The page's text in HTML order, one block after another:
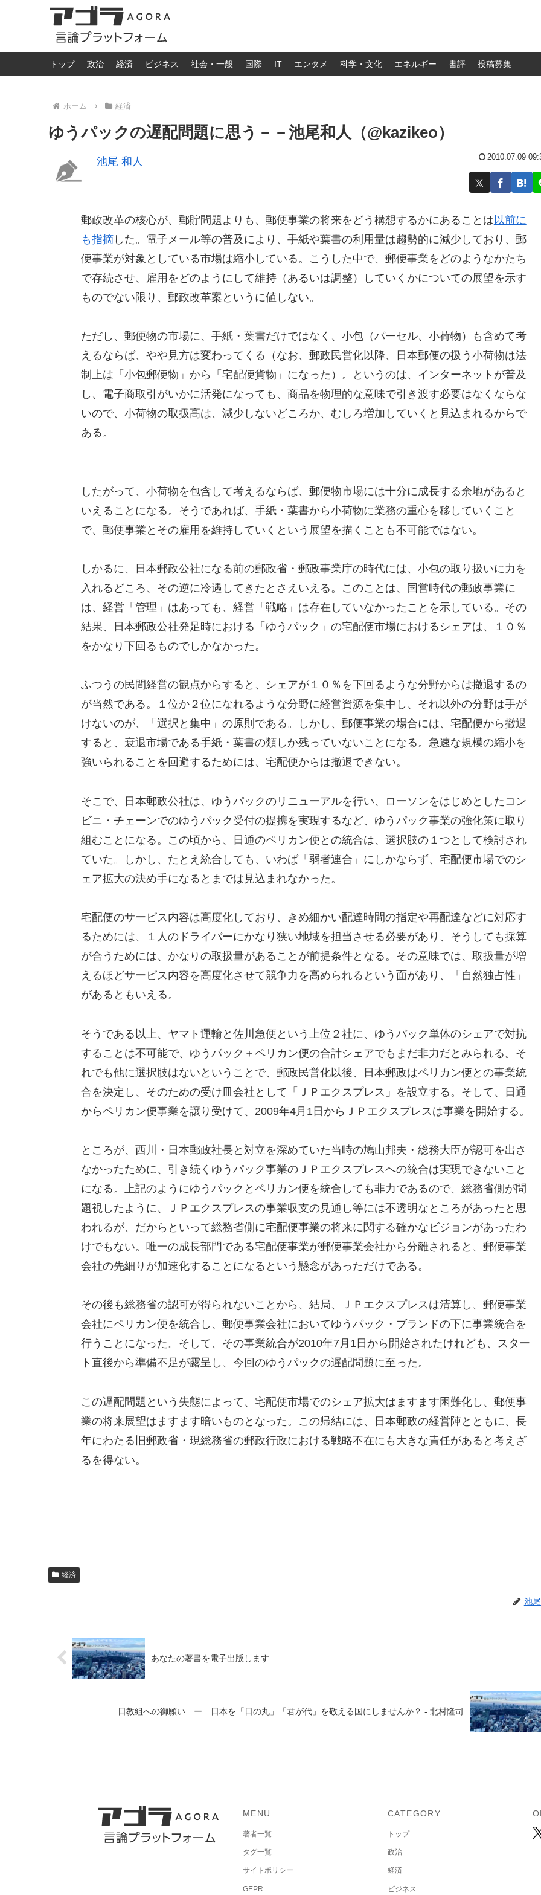
トップ 政治 経済 ビジネス 社会・一般 国際 IT エンタメ 科学・文化 エネルギー 書評 投稿募集
ホーム 経済
ゆうパックの遅配問題に思う－－池尾和人（@kazikeo）
池尾 和人 2010.07.09
郵政改革の核心が、郵貯問題よりも、郵便事業の将来をどう構想するかにあることは 以前に
も指摘した。電子メール等の普及により、手紙や葉書の利用量は趨勢的に減少しており、郵
便事業が対象としている市場は縮小している。こうした中で、郵便事業をどのようなかたち
で存続させ、雇用をどのようにして維持（あるいは調整）していくかについての展望を示す
ものでない限り、郵政改革案というに値しない。
ただし、郵便物の市場に、手紙・葉書だけではなく、小包（パーセル、小荷物）も含めて考
えるならば、やや見方は変わってくる（なお、郵政民営化以降、日本郵便の扱う小荷物は法
制上は「小包郵便物」から「宅配便貨物」になった）。というのは、インターネットが普及
し、電子商取引がいかに活発になっても、商品を物理的な意味で引き渡す必要はなくならな
いので、小荷物の取扱高は、減少しないどころか、むしろ増加していくと見込まれるからで
ある。
したがって、小荷物を包含して考えるならば、郵便物市場には十分に成長する余地があると
いえることになる。そうであれば、手紙・葉書から小荷物に業務の重心を移していくこと
で、郵便事業とその雇用を維持していくという展望を描くことも不可能ではない。
しかるに、日本郵政公社になる前の郵政省・郵政事業庁の時代には、小包の取り扱いに力を
入れるどころ、その逆に冷遇してきたとさえいえる。このことは、国営時代の郵政事業に
は、経営「管理」はあっても、経営「戦略」は存在していなかったことを示している。その
結果、日本郵政公社発足時における「ゆうパック」の宅配便市場におけるシェアは、１０％
をかなり下回るものでしかなかった。
ふつうの民間経営の観点からすると、シェアが１０％を下回るような分野からは撤退するの
が当然である。１位か２位になれるような分野に経営資源を集中し、それ以外の分野は手が
けないのが、「選択と集中」の原則である。しかし、郵便事業の場合には、宅配便から撤退
すると、衰退市場である手紙・葉書の類しか残っていないことになる。急速な規模の縮小を
強いられることを回避するためには、宅配便からは撤退できない。
そこで、日本郵政公社は、ゆうパックのリニューアルを行い、ローソンをはじめとしたコン
ビニ・チェーンでのゆうパック受付の提携を実現するなど、ゆうパック事業の強化策に取り
組むことになる。この頃から、日通のペリカン便との統合は、選択肢の１つとして検討され
ていた。しかし、たとえ統合しても、いわば「弱者連合」にしかならず、宅配便市場でのシ
ェア拡大の決め手になるとまでは見込まれなかった。
宅配便のサービス内容は高度化しており、きめ細かい配達時間の指定や再配達などに対応す
るためには、１人のドライバーにかなり狭い地域を担当させる必要があり、そうしても採算
が合うためには、かなりの取扱量があることが前提条件となる。その意味では、取扱量が増
えるほどサービス内容を高度化させて競争力を高められるという面があり、「自然独占性」
があるともいえる。
そうである以上、ヤマト運輸と佐川急便という上位２社に、ゆうパック単体のシェアで対抗
することは不可能で、ゆうパック＋ペリカン便の合計シェアでもまだ非力だとみられる。そ
れでも他に選択肢はないということで、郵政民営化以後、日本郵政はペリカン便との事業統
合を決定し、そのための受け皿会社として「ＪＰエクスプレス」を設立する。そして、日通
からペリカン便事業を譲り受けて、2009年4月1日からＪＰエクスプレスは事業を開始する。
ところが、西川・日本郵政社長と対立を深めていた当時の鳩山邦夫・総務大臣が認可を出さ
なかったために、引き続くゆうパック事業のＪＰエクスプレスへの統合は実現できないこと
になる。上記のようにゆうパックとペリカン便を統合しても非力であるので、総務省側が問
題視したように、ＪＰエクスプレスの事業収支の見通し等には不透明なところがあったと思
われるが、だからといって総務省側に宅配便事業の将来に関する確かなビジョンがあったわ
けでもない。唯一の成長部門である宅配便事業が郵便事業会社から分離されると、郵便事業
会社の先細りが加速化することになるという懸念があっただけである。
その後も総務省の認可が得られないことから、結局、ＪＰエクスプレスは清算し、郵便事業
会社にペリカン便を統合し、郵便事業会社においてゆうパック・ブランドの下に事業統合を
行うことになった。そして、その事業統合が2010年7月1日から開始されたけれども、スター
ト直後から準備不足が露呈し、今回のゆうパックの遅配問題に至った。
この遅配問題という失態によって、宅配便市場でのシェア拡大はますます困難化し、郵便事
業の将来展望はますます暗いものとなった。この帰結には、日本郵政の経営陣とともに、長
年にわたる旧郵政省・現総務省の郵政行政における戦略不在にも大きな責任があると考えざ
るを得ない。
経済
池
あなたの著書を電子出版します
日教組への御願い ー 日本を「日の丸」「君が代」を敬える国にしませんか？ - 北村隆司
MENU
著者一覧
タグ一覧
サイトポリシー
GEPR
CATEGORY
トップ
政治
経済
ビジネス